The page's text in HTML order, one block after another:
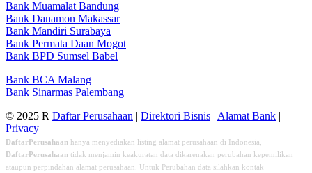
Bank Muamalat Bandung
Bank Danamon Makassar
Bank Mandiri Surabaya
Bank Permata Daan Mogot
Bank BPD Sumsel Babel
Bank BCA Malang
Bank Sinarmas Palembang
© 2025 R Daftar Perusahaan | Direktori Bisnis | Alamat Bank |
Privacy
DaftarPerusahaan hanya menyediakan listing alamat perusahaan di Indonesia,
DaftarPerusahaan tidak menjamin keakuratan data dikarenakan perubahan kepemilikan
ataupun perpindahan alamat perusahaan. Untuk Perubahan data silahkan kontak